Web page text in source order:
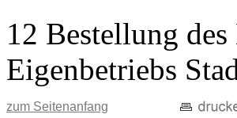
12 Bestellung
Eigenbetriebs
zum Seitenanfang